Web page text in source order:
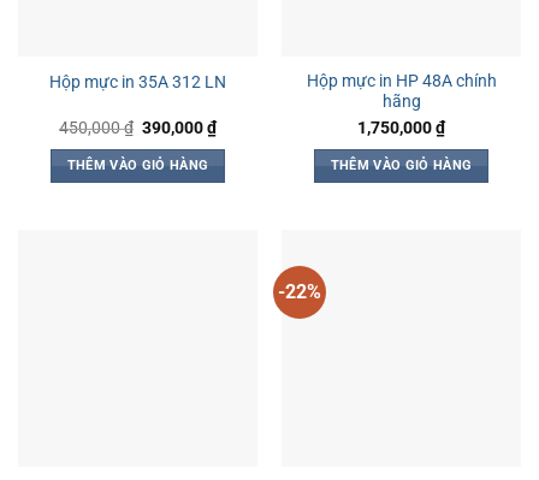
Hộp mực in 35A 312 LN
450,000₫ Giá
là:
450,000 ₫.
390,000₫Giá
hiện
390,000 ₫.
THÊM VÀO GIỎ HÀNG
Hộp mực in HP 48A chính
hãng
1,750,000₫
THÊM VÀO GIỎ HÀNG
-22%